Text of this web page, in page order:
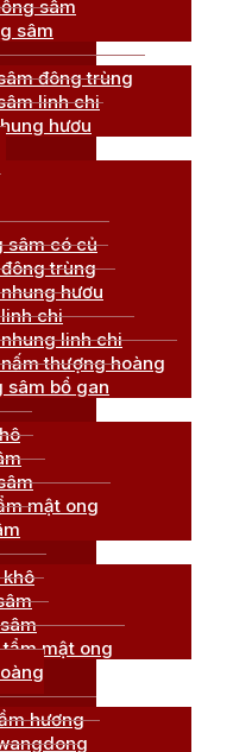
sâm
sâm
đông trùng
linh chi
hươu
sâm có củ
trùng
hươu
chi
linh chi
thượng hoàng
bổ gan
mật ong
mật ong
hương